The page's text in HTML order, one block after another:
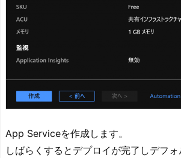
App Serviceを作成します。
しばらくするとデプロイが完了しデフ